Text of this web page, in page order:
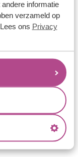
informatie
verzameld op
ons Privacy